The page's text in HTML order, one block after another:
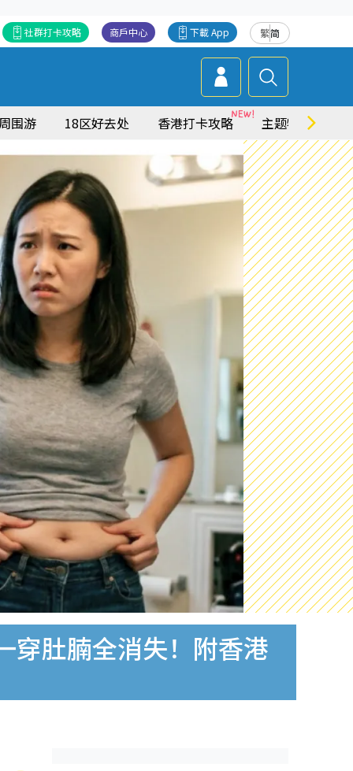
繁简
下載 App
商戶中心
社群打卡攻略
围游 18区好去处 香港打卡攻略 主题特集
穿肚腩全消失！附香港